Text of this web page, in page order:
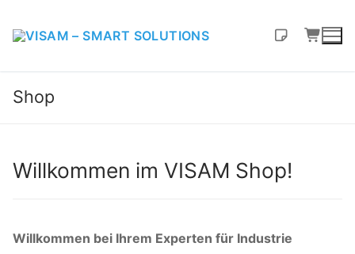
Shop
Willkommen im VISAM Shop!
Willkommen bei Ihrem Experten für Industrie